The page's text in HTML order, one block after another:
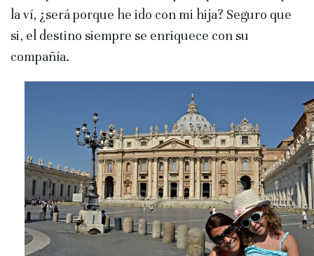
la ví, ¿será porque he ido con mi hija? Seguro que
si, el destino siempre se enriquece con su
compañía.